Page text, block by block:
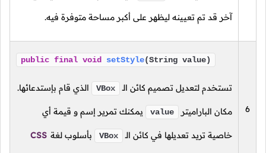
آخر قد تم تعيينه ليظهر على أكبر مساحة متوفرة فيه.
6
public final void setStyle(String value)
تستخدم لتعديل تصميم كائن الـ VBox الذي قام بإستدعائها.
مكان الباراميتر value يمكنك تمرير إسم و قيمة أي
خاصية تريد تعديلها في كائن الـ VBox بأسلوب لغة CSS